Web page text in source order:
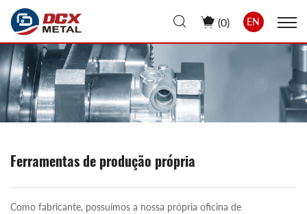
(0) EN
Ferramentas de produção própria
Como fabricante, possuímos a nossa própria oficina de